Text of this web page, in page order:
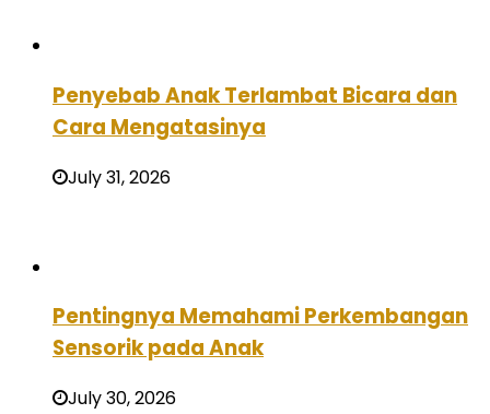
Penyebab Anak Terlambat Bicara dan
Cara Mengatasinya
July 31, 2026
Pentingnya Memahami Perkembangan
Sensorik pada Anak
July 30, 2026